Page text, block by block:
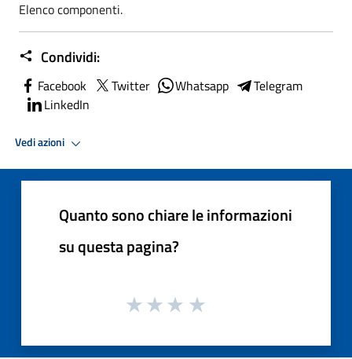
Elenco componenti.
Condividi:
Facebook Twitter Whatsapp
Telegram
LinkedIn
Vedi azioni
Quanto sono chiare le informazioni
su questa pagina?